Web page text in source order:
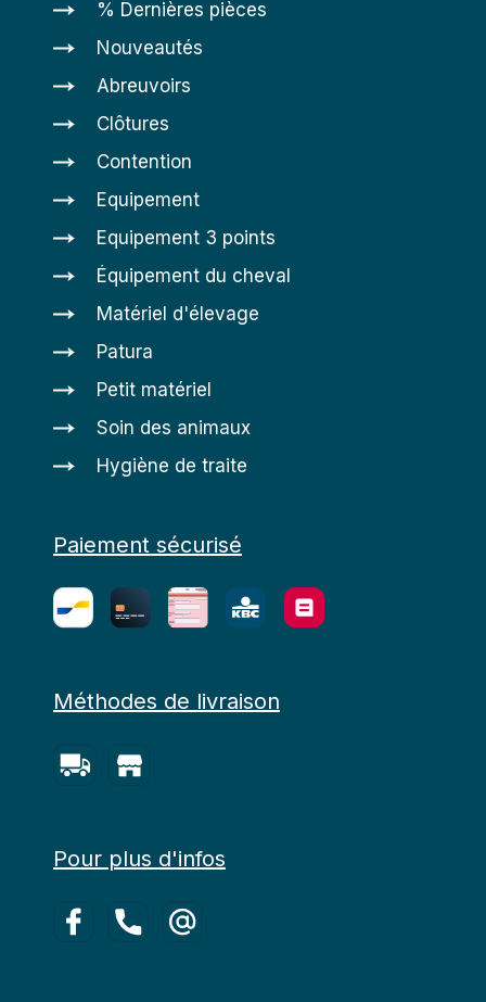
% Dernières pièces
Nouveautés
Abreuvoirs
Clôtures
Contention
Equipement
Equipement 3 points
Équipement du cheval
Matériel d'élevage
Patura
Petit matériel
Soin des animaux
Hygiène de traite
Paiement sécurisé
Méthodes de livraison
Pour plus d'infos